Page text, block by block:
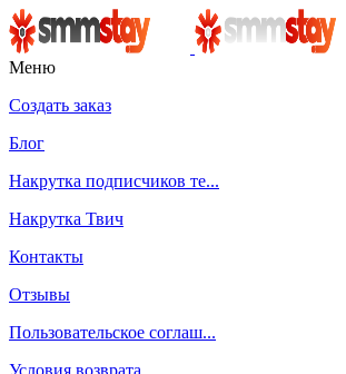
Меню
Создать заказ
Блог
Накрутка подписчиков те...
Накрутка Твич
Контакты
Отзывы
Пользовательское соглаш...
Условия возврата